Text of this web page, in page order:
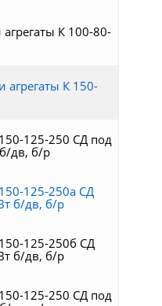
К 100-80-
агрегаты К 150-
125-250 СД под
дв, б/р
125-250а СД
б/дв, б/р
125-250б СД
б/дв, б/р
125-250 СД под